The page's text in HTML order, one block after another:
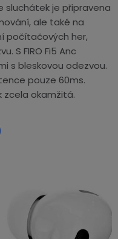
sluchátek je připravena
ale také na
počítačových her,
S FIRO Fi5 Anc
s bleskovou odezvou.
pouze 60ms.
zcela okamžitá.